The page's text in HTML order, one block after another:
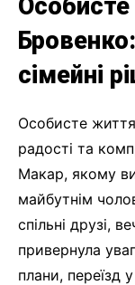
Особисте
сімейні
Особисте
радості та
Макар, якому
майбутнім
спільні друзі,
привернула
плани, переїзд